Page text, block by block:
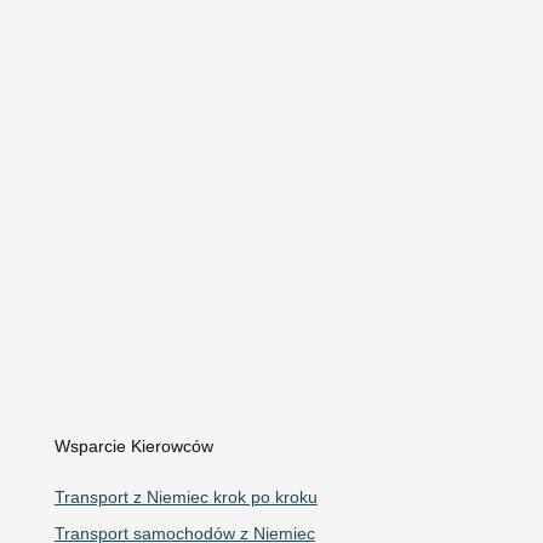
Wsparcie Kierowców
Transport z Niemiec krok po kroku
Transport samochodów z Niemiec